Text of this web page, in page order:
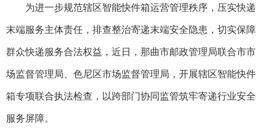
为进一步规范辖区智能快件箱运营管理秩序，压实快递
末端服务主体责任，排查整治寄递末端安全隐患，切实保障
群众快递服务合法权益，近日，那曲市邮政管理局联合市市
场监督管理局、色尼区市场监督管理局，开展辖区智能快件
箱专项联合执法检查，以跨部门协同监管筑牢寄递行业安全
服务屏障。